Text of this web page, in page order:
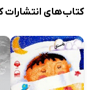
کتاب‌های انتشارات